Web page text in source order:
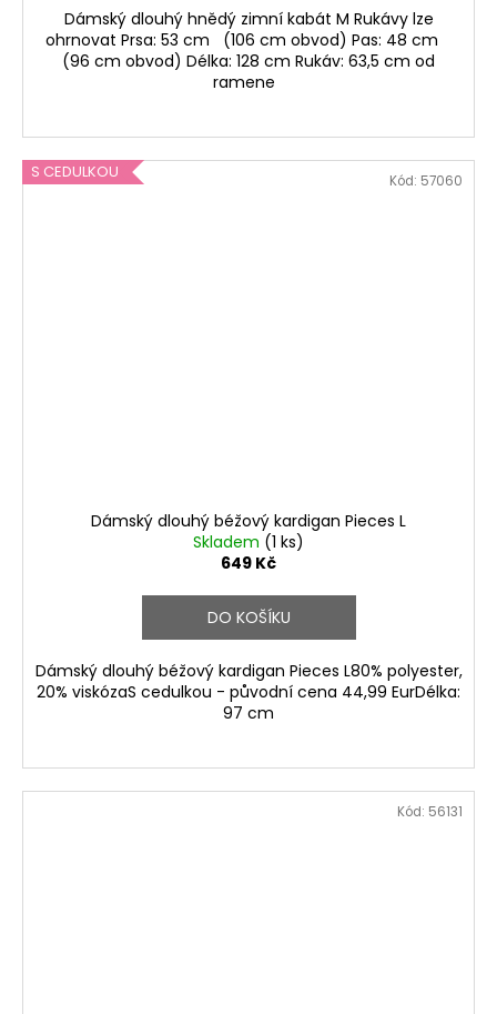
Dámský dlouhý hnědý zimní kabát M Rukávy lze
ohrnovat Prsa: 53 cm (106 cm obvod) Pas: 48 cm
(96 cm obvod) Délka: 128 cm Rukáv: 63,5 cm od
ramene
S CEDULKOU
Dámský dlouhý béžový kardigan Pieces L
Skladem (1 ks)
649 Kč
DO KOŠÍKU
Dámský dlouhý béžový kardigan Pieces L80% polyester,
20% viskózaS cedulkou - původní cena 44,99 EurDélka:
97 cm
Kód: 57060
Kód: 56131